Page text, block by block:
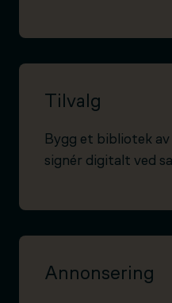
Tilvalg
Bygg et bibliotek
signér digitalt ved
Annonsering